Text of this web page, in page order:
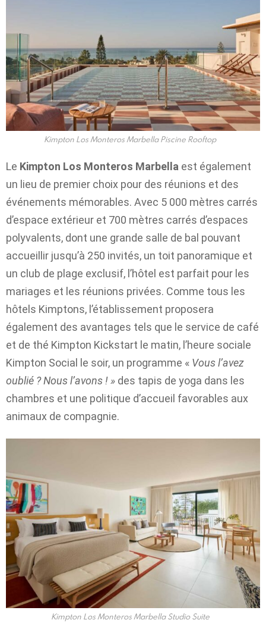
Kimpton Los Monteros Marbella Piscine Rooftop
Le Kimpton Los Monteros Marbella est également
un lieu de premier choix pour des réunions et des
événements mémorables. Avec 5 000 mètres carrés
d’espace extérieur et 700 mètres carrés d’espaces
polyvalents, dont une grande salle de bal pouvant
accueillir jusqu’à 250 invités, un toit panoramique et
un club de plage exclusif, l’hôtel est parfait pour les
mariages et les réunions privées. Comme tous les
hôtels Kimptons, l’établissement proposera
également des avantages tels que le service de café
et de thé Kimpton Kickstart le matin, l’heure sociale
Kimpton Social le soir, un programme « Vous l’avez
oublié ? Nous l’avons ! » des tapis de yoga dans les
chambres et une politique d’accueil favorables aux
animaux de compagnie.
Kimpton Los Monteros Marbella Studio Suite